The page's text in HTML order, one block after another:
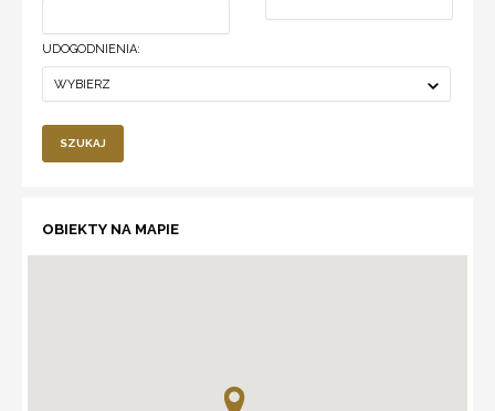
UDOGODNIENIA:
WYBIERZ
SZUKAJ
OBIEKTY NA MAPIE